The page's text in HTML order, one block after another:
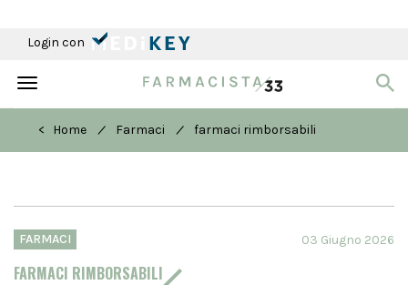
Login con
Toggle
< Home
/ Farmaci / farmaci rimborsabili
FARMACI
FARMACI RIMBORSABILI
03 Giugno 2026